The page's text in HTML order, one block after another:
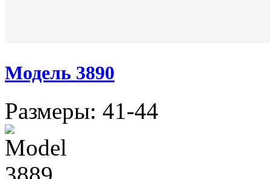
Модель 3890
Размеры: 41-44